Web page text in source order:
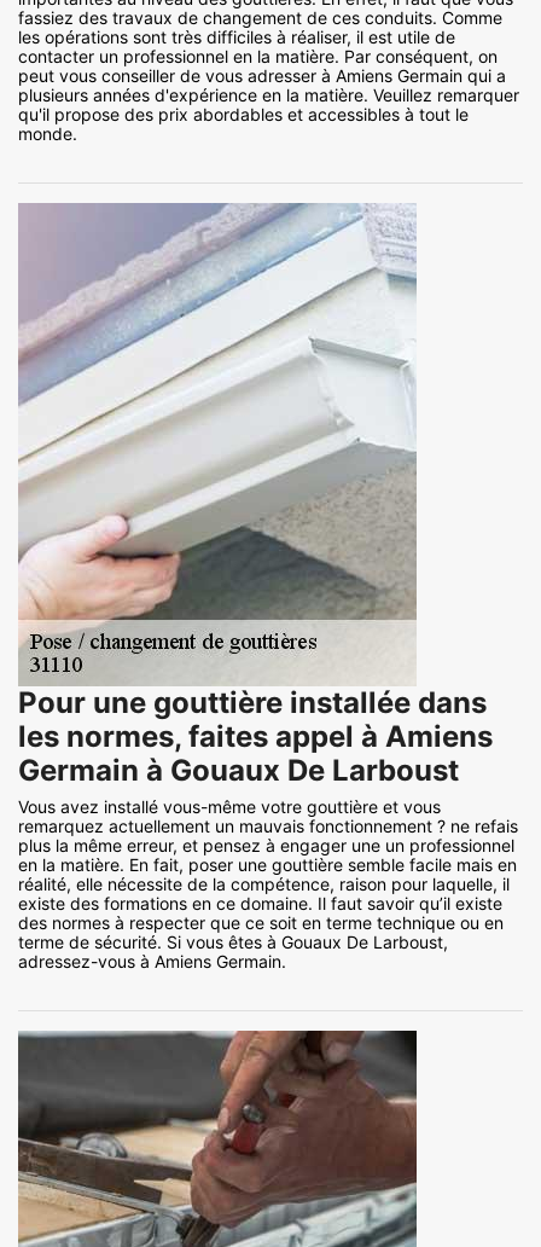
fassiez des travaux de changement de ces conduits. Comme
les opérations sont très difficiles à réaliser, il est utile de
contacter un professionnel en la matière. Par conséquent, on
peut vous conseiller de vous adresser à Amiens Germain qui a
plusieurs années d'expérience en la matière. Veuillez remarquer
qu'il propose des prix abordables et accessibles à tout le
monde.
Pour une gouttière installée dans
les normes, faites appel à Amiens
Germain à Gouaux De Larboust
Vous avez installé vous-même votre gouttière et vous
remarquez actuellement un mauvais fonctionnement ? ne refais
plus la même erreur, et pensez à engager une un professionnel
en la matière. En fait, poser une gouttière semble facile mais en
réalité, elle nécessite de la compétence, raison pour laquelle, il
existe des formations en ce domaine. Il faut savoir qu’il existe
des normes à respecter que ce soit en terme technique ou en
terme de sécurité. Si vous êtes à Gouaux De Larboust,
adressez-vous à Amiens Germain.